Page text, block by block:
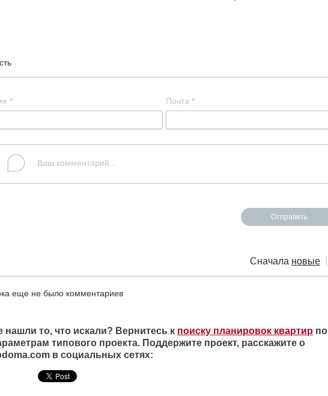
* Почта *
Сначала новые
еще не было комментариев
нашли то, что искали? Вернитесь к поиску планировок квартир по
типового проекта. Поддержите проект, расскажите о
в социальных сетях: